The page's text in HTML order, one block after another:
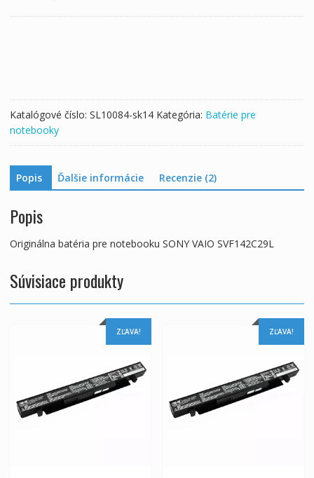
Katalógové číslo: SL10084-sk14 Kategória: Batérie pre
notebooky
Popis Ďalšie informácie Recenzie (2)
Popis
Originálna batéria pre notebooku SONY VAIO SVF142C29L
Súvisiace produkty
ZĽAVA! ZĽAVA!